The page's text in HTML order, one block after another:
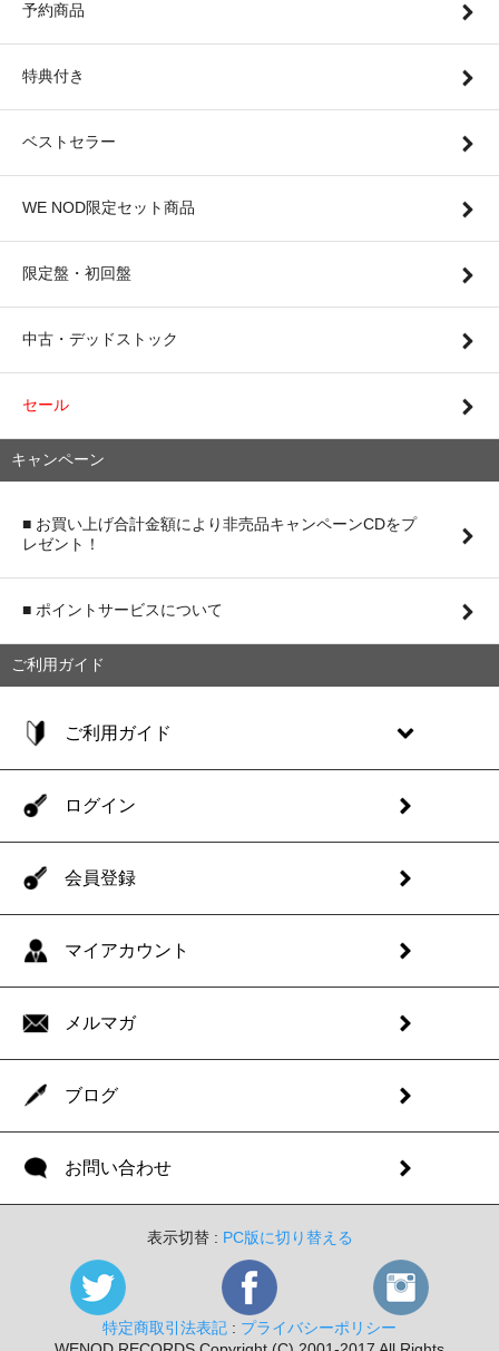
予約商品
特典付き
ベストセラー
WE NOD限定セット商品
限定盤・初回盤
中古・デッドストック
セール
キャンペーン
■ お買い上げ合計金額により非売品キャンペーンCDをプ
レゼント！
■ ポイントサービスについて
ご利用ガイド
ご利用ガイド
ログイン
会員登録
マイアカウント
メルマガ
ブログ
お問い合わせ
表示切替 : PC版に切り替える
特定商取引法表記 : プライバシーポリシー